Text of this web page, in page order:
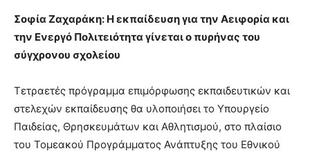
Σοφία Ζαχαράκη: Η εκπαίδευση για την Αειφορία και
την Ενεργό Πολιτειότητα γίνεται ο πυρήνας του
σύγχρονου σχολείου
Τετραετές πρόγραμμα επιμόρφωσης εκπαιδευτικών και
στελεχών εκπαίδευσης θα υλοποιήσει το Υπουργείο
Παιδείας, Θρησκευμάτων και Αθλητισμού, στο πλαίσιο
του Τομεακού Προγράμματος Ανάπτυξης του Εθνικού